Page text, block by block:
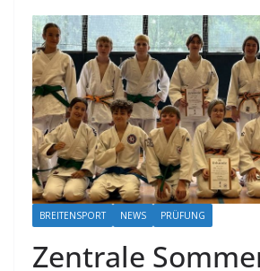
BREITENSPORT NEWS PRÜFUNG
Zentrale